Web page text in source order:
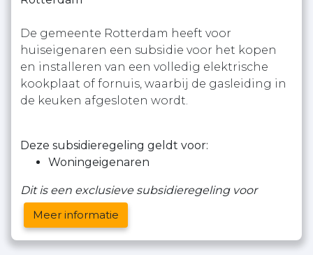
De gemeente Rotterdam heeft voor
huiseigenaren een subsidie voor het kopen
en installeren van een volledig elektrische
kookplaat of fornuis, waarbij de gasleiding in
de keuken afgesloten wordt.
Deze subsidieregeling geldt voor:
Woningeigenaren
Dit is een exclusieve subsidieregeling voor
Meer informatie